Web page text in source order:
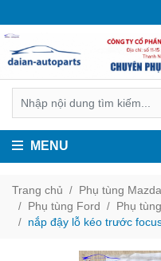
MENU
Trang chủ
Phụ tùng
Phụ tùng Ford
Phụ
nắp đậy lỗ kéo trước